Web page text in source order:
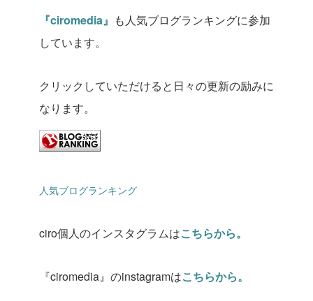
『ciromedia』 も人気ブログランキングに参加
しています。
クリックしていただけると日々の更新の励みに
なります。
人気ブログランキング
ciro個人のインスタグラムはこちらから。
『ciromedia』のinstagramはこちらから。